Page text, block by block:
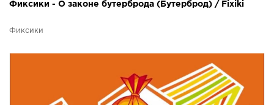
Фиксики - О законе бутерброда (Бутерброд) / Fixiki
Фиксики